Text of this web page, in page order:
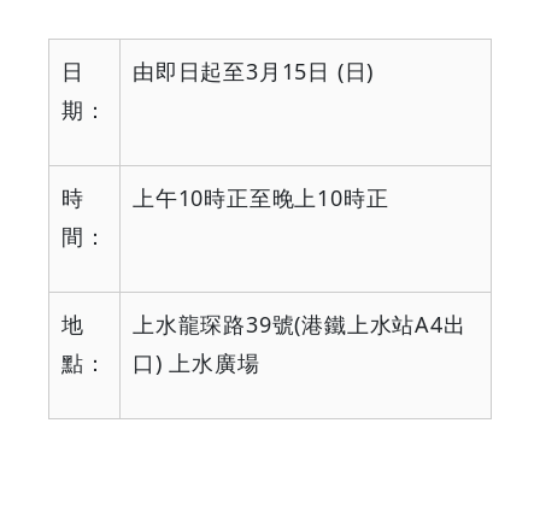
GOODEAL
日
期：
由即日起至3月 15日 (日)
時
間：
上午10時正至晚上10時正
地
點：
上水龍琛路39號(港鐵上水站A4出
口)上水廣場